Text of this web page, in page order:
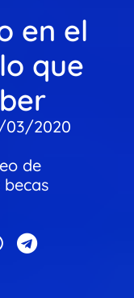
en el
que
03/2020
de